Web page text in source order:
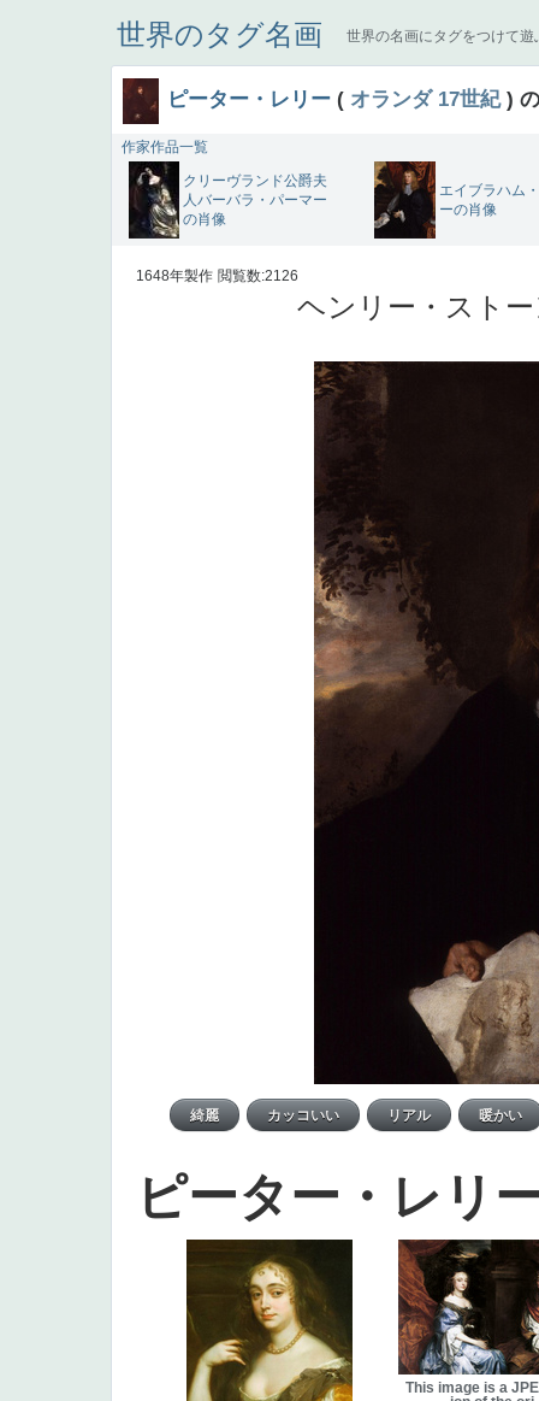
世界のタグ名画 世界の名画にタグをつけて遊
ピーター・レリー ( オランダ 17世紀)
作家作品一覧
クリーヴランド公爵夫
人バーバラ・パーマー
の肖像
エイブラハム
ーの肖像
1648年製作 閲覧数:2126
ヘンリー・スト
ピーター・レリ
This image is a